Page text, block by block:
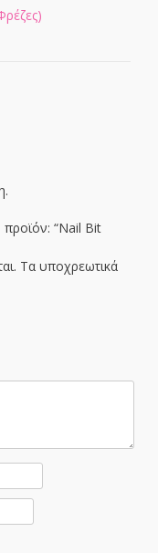
προϊόν: “Nail Bit
Τα υποχρεωτικά